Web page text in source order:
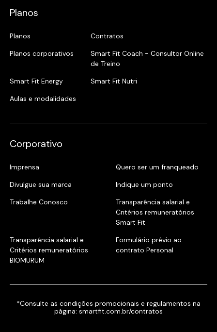
Planos
Planos
Contratos
Planos corporativos
Smart Fit Coach - Consultor Online
de Treino
Smart Fit Energy
Smart Fit Nutri
Aulas e modalidades
Corporativo
Imprensa
Quero ser um franqueado
Divulgue sua marca
Indique um ponto
Trabalhe Conosco
Transparência salarial e
Critérios remuneratórios
Smart Fit
Transparência salarial e
Critérios remuneratórios
BIOMURUM
Formulário prévio ao
contrato Personal
*Consulte as condições promocionais e regulamentos na
página: smartfit.com.br/contratos